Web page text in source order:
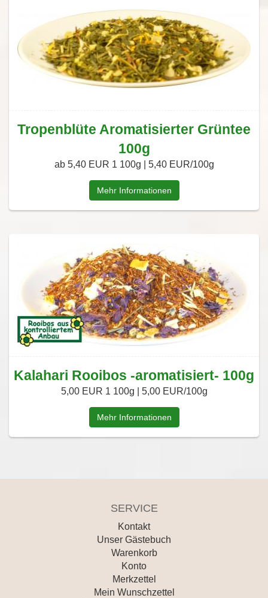
Tropenblüte Aromatisierter Grüntee
100g
ab 5,40 EUR 1 100g | 5,40 EUR/100g
Mehr Informationen
Kalahari Rooibos -aromatisiert- 100g
5,00 EUR 1 100g | 5,00 EUR/100g
Mehr Informationen
SERVICE
Kontakt
Unser Gästebuch
Warenkorb
Konto
Merkzettel
Mein Wunschzettel